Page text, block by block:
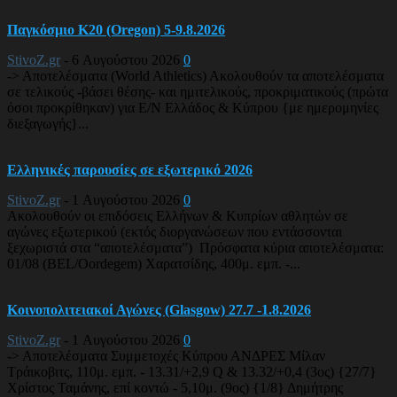
Παγκόσμιο Κ20 (Oregon) 5-9.8.2026
StivoZ.gr - 6 Αυγούστου 2026 0
-> Αποτελέσματα (World Athletics) Ακολουθούν τα αποτελέσματα
σε τελικούς -βάσει θέσης- και ημιτελικούς, προκριματικούς (πρώτα
όσοι προκρίθηκαν) για Ε/Ν Ελλάδος & Κύπρου {με ημερομηνίες
διεξαγωγής}...
Ελληνικές παρουσίες σε εξωτερικό 2026
StivoZ.gr - 1 Αυγούστου 2026 0
Ακολουθούν οι επιδόσεις Ελλήνων & Κυπρίων αθλητών σε
αγώνες εξωτερικού (εκτός διοργανώσεων που εντάσσονται
ξεχωριστά στα “αποτελέσματα”) Πρόσφατα κύρια αποτελέσματα:
01/08 (BEL/Oordegem) Χαρατσίδης, 400μ. εμπ. -...
Κοινοπολιτειακοί Αγώνες (Glasgow) 27.7 -1.8.2026
StivoZ.gr - 1 Αυγούστου 2026 0
-> Αποτελέσματα Συμμετοχές Κύπρου ΑΝΔΡΕΣ Μίλαν
Τράικοβιτς, 110μ. εμπ. - 13.31/+2,9 Q & 13.32/+0,4 (3ος) {27/7}
Χρίστος Ταμάνης, επί κοντώ - 5,10μ. (9ος) {1/8} Δημήτρης